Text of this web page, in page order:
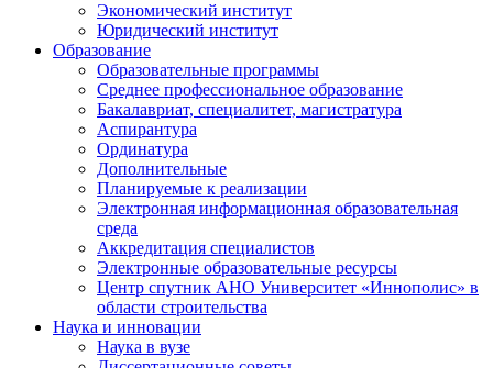
Экономический институт
Юридический институт
Образование
Образовательные программы
Среднее профессиональное образование
Бакалавриат, специалитет, магистратура
Аспирантура
Ординатура
Дополнительные
Планируемые к реализации
Электронная информационная образовательная
среда
Аккредитация специалистов
Электронные образовательные ресурсы
Центр спутник АНО Университет «Иннополис» в
области строительства
Наука и инновации
Наука в вузе